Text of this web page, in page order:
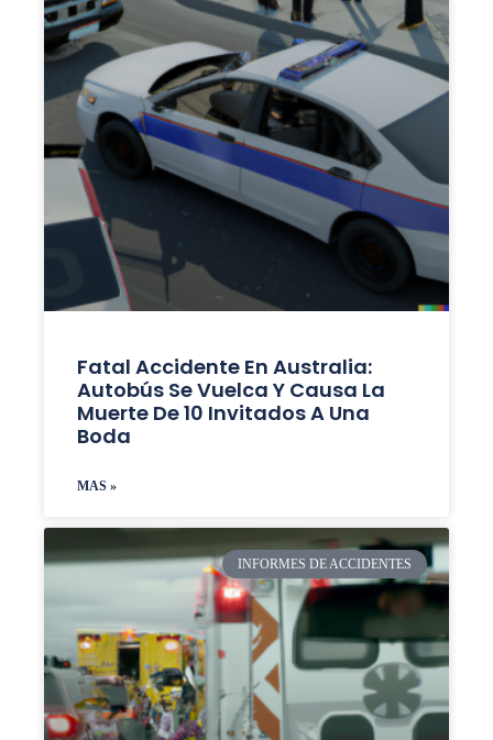
Fatal Accidente En Australia:
Autobús Se Vuelca Y Causa La
Muerte De 10 Invitados A Una
Boda
MAS »
INFORMES DE ACCIDENTES